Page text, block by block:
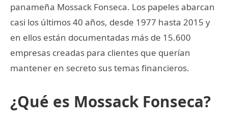
panameña Mossack Fonseca. Los papeles abarcan
casi los últimos 40 años, desde 1977 hasta 2015 y
en ellos están documentadas más de 15.600
empresas creadas para clientes que querían
mantener en secreto sus temas financieros.
¿Qué es Mossack Fonseca?